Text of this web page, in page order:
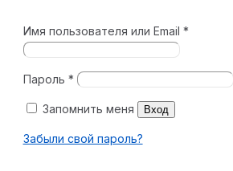
Имя пользователя или Email *
Пароль *
Запомнить меня Вход
Забыли свой пароль?